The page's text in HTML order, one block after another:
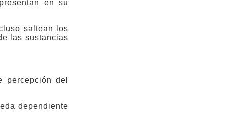
en su
saltean los
las sustancias
percepción del
dependiente